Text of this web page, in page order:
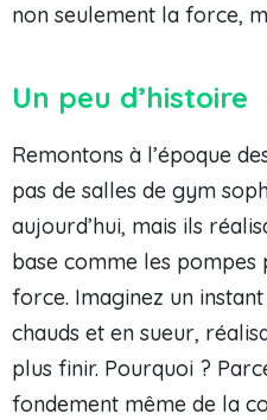
non seulement la force,
Un peu d’histoire
Remontons à l’époque
pas de salles de gym
aujourd’hui, mais ils
base comme les
force. Imaginez un
chauds et en sueur,
plus finir. Pourquoi ?
fondement même de la